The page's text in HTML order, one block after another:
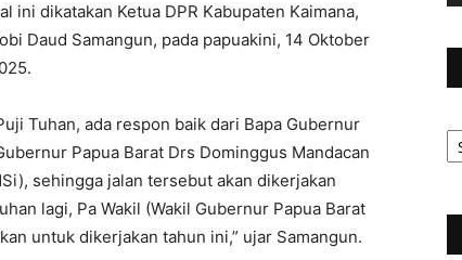
ini dikatakan Ketua DPR Kabupaten Kaimana,
Daud Samangun, pada papuakini, 14 Oktober
Tuhan, ada respon baik dari Bapa Gubernur
Papua Barat Drs Dominggus Mandacan
sehingga jalan tersebut akan dikerjakan
lagi, Pa Wakil (Wakil Gubernur Papua Barat
untuk dikerjakan tahun ini,” ujar Samangun.